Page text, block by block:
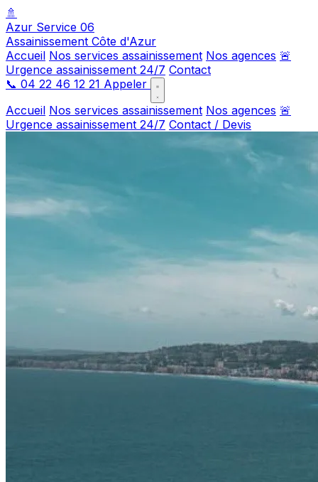
🚿
Azur Service 06
Assainissement Côte d'Azur
Accueil Nos services assainissement Nos agences 🚨
Urgence assainissement 24/7 Contact
📞 04 22 46 12 21 Appeler
Accueil Nos services assainissement Nos agences 🚨
Urgence assainissement 24/7 Contact / Devis